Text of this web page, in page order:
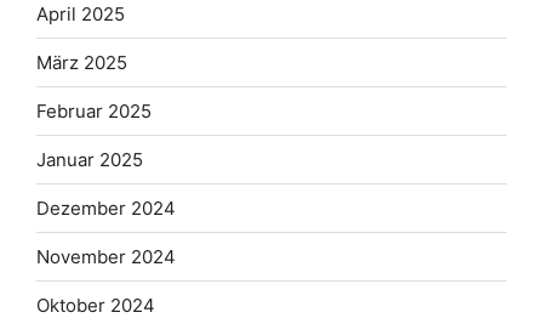
April 2025
März 2025
Februar 2025
Januar 2025
Dezember 2024
November 2024
Oktober 2024